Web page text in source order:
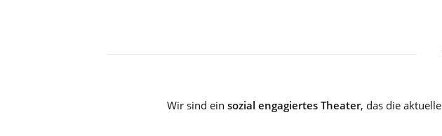
Wir sind ein sozial engagiertes Theater, das die